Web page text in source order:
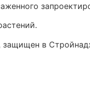
в